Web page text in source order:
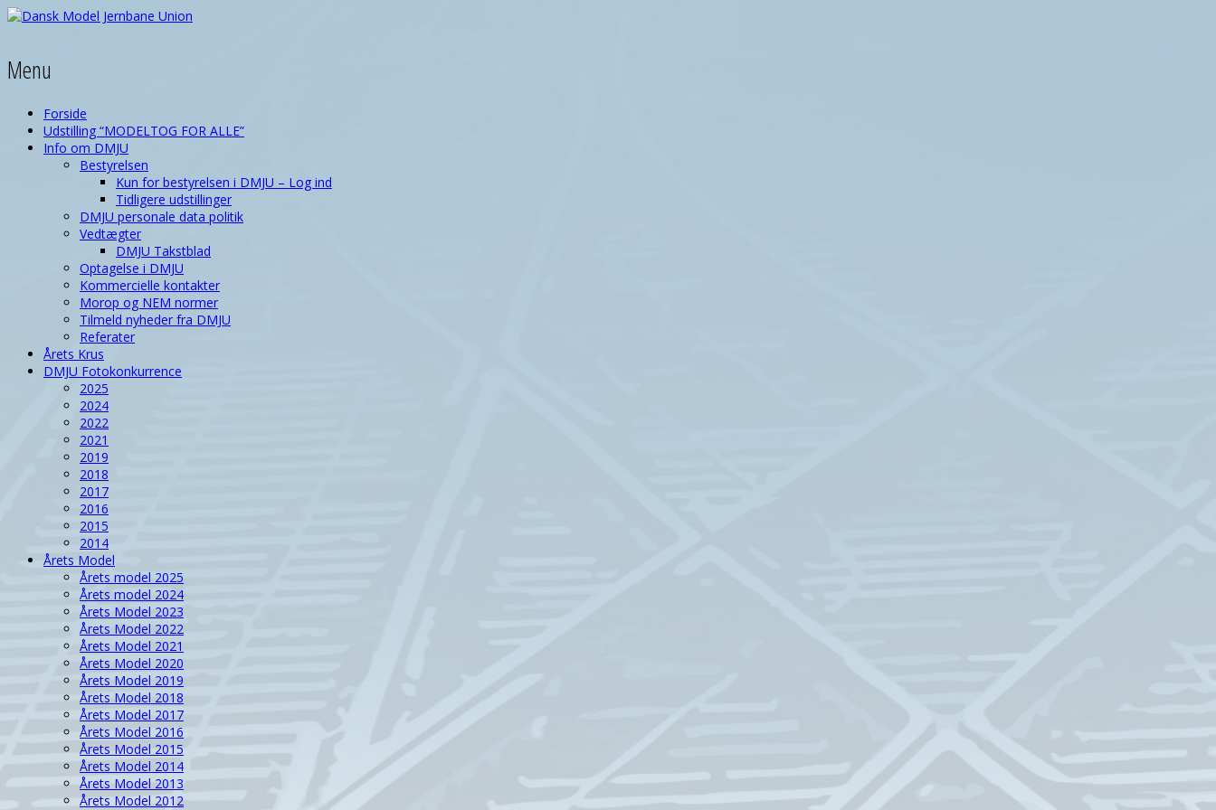
Menu
Forside
Udstilling “MODELTOG FOR ALLE”
Info om DMJU
Bestyrelsen
Kun for bestyrelsen i DMJU – Log ind
Tidligere udstillinger
DMJU personale data politik
Vedtægter
DMJU Takstblad
Optagelse i DMJU
Kommercielle kontakter
Morop og NEM normer
Tilmeld nyheder fra DMJU
Referater
Årets Krus
DMJU Fotokonkurrence
2025
2024
2022
2021
2019
2018
2017
2016
2015
2014
Årets Model
Årets model 2025
Årets model 2024
Årets Model 2023
Årets Model 2022
Årets Model 2021
Årets Model 2020
Årets Model 2019
Årets Model 2018
Årets Model 2017
Årets Model 2016
Årets Model 2015
Årets Model 2014
Årets Model 2013
Årets Model 2012